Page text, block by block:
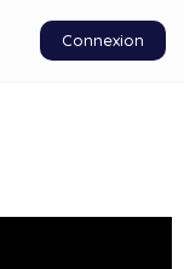
Connexion